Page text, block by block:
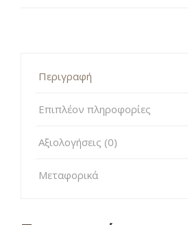
Περιγραφή
Επιπλέον πληροφορίες
Αξιολογήσεις (0)
Μεταφορικά